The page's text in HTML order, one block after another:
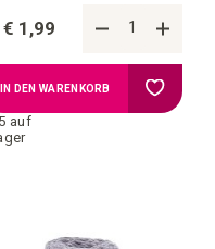
€ 1,99
auf
IN DEN WARENKORB Zur